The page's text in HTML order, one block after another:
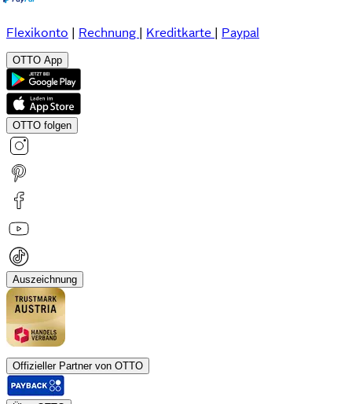
Flexikonto Rechnung Kreditkarte Paypal
OTTO App
OTTO folgen
Auszeichnung
Offizieller Partner von OTTO